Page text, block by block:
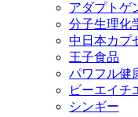
アダプトゲ
分子生理化
中日本カプ
王子食品
パワフル健
ビーエイチ
シンギー